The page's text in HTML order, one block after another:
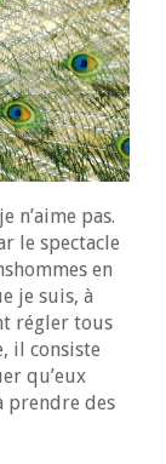
n’aime pas.
le spectacle
en
je suis, à
régler tous
il consiste
qu’eux
prendre des